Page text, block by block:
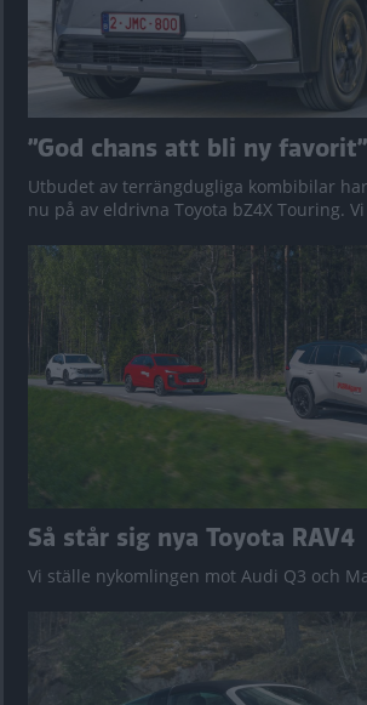
”God chans att bli ny favorit”
Utbudet av terrängdugliga kombibilar
nu på av eldrivna Toyota bZ4X Touring.
Så står sig nya Toyota RAV4
Vi ställe nykomlingen mot Audi Q3 och